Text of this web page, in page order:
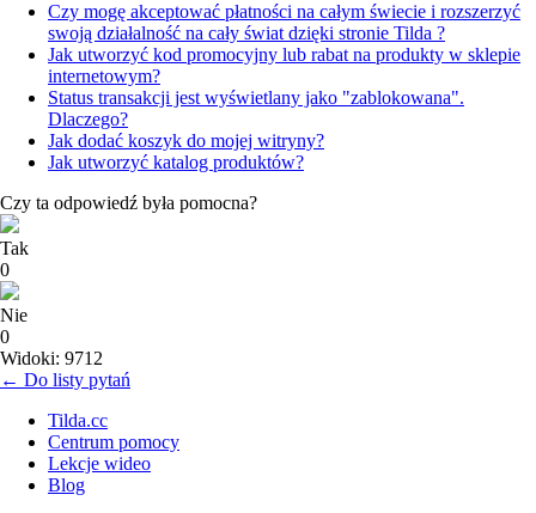
Czy mogę akceptować płatności na całym świecie i rozszerzyć
swoją działalność na cały świat dzięki stronie Tilda ?
Jak utworzyć kod promocyjny lub rabat na produkty w sklepie
internetowym?
Status transakcji jest wyświetlany jako "zablokowana".
Dlaczego?
Jak dodać koszyk do mojej witryny?
Jak utworzyć katalog produktów?
Czy ta odpowiedź była pomocna?
Tak
0
Nie
0
Widoki: 9712
← Do listy pytań
Tilda.cc
Centrum pomocy
Lekcje wideo
Blog